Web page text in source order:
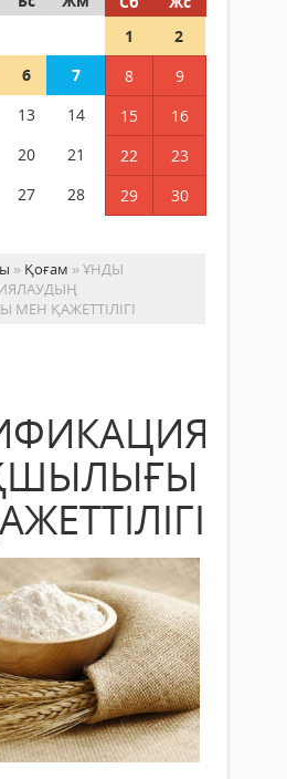
1
2
6 7 8
9
13 14 15
16
20 21 22
23
27 28 29
30
» Қоғам » ҰНДЫ
ҚАЖЕТТІЛІГІ